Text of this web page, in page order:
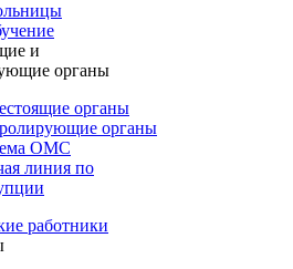
и
органы
органы
органы
ОМС
линия по
работники